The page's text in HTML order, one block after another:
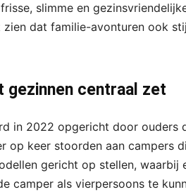
slimme en
zien dat familie-avonturen ook
gezinnen centraal zet
in 2022 opgericht door ouders
op keer stoorden aan campers
gericht op stellen, waarbij
camper als vierpersoons te